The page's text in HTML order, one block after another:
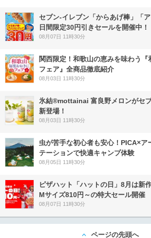
セブン‐イレブン「からあげ棒」「
日間限定30円引きセールを開催中！
08月07日 11時30分
関西限定！和歌山の恵みを味わう
フェア』全商品徹底紹介
08月03日 11時30分
氷結®mottainai 富良野メロンがセ
新登場！
08月03日 11時30分
虫が苦手な初心者も安心！PICA×ア
テーションで快適キャンプ体験
08月05日 11時30分
ピザハット「ハットの日」8月は新
Mサイズ810円～の特大セール開催
08月07日 11時30分
ページの先頭へ